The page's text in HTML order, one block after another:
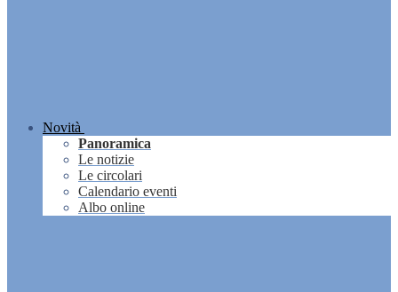
Novità
Panoramica
Le notizie
Le circolari
Calendario eventi
Albo online